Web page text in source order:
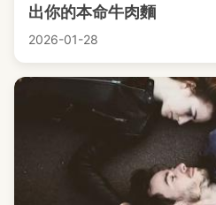
出你的本命牛肉麵
2026-01-28